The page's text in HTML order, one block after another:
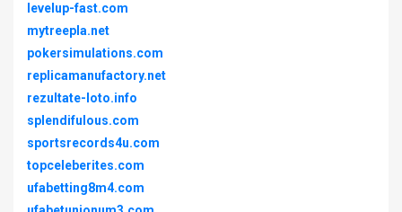
levelup-fast.com
mytreepla.net
pokersimulations.com
replicamanufactory.net
rezultate-loto.info
splendifulous.com
sportsrecords4u.com
topceleberites.com
ufabetting8m4.com